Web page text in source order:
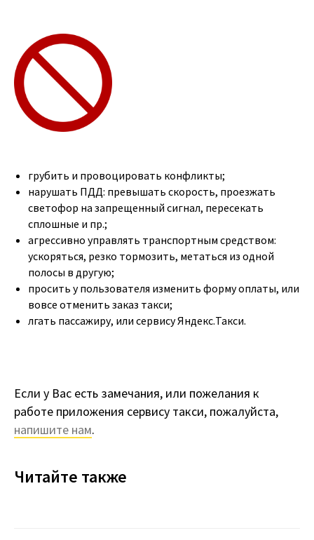
грубить и провоцировать конфликты;
нарушать ПДД: превышать скорость, проезжать
светофор на запрещенный сигнал, пересекать
сплошные и пр.;
агрессивно управлять транспортным средством:
ускоряться, резко тормозить, метаться из одной
полосы в другую;
просить у пользователя изменить форму оплаты, или
вовсе отменить заказ такси;
лгать пассажиру, или сервису Яндекс.Такси.
Если у Вас есть замечания, или пожелания к
работе приложения сервису такси, пожалуйста,
напишите нам.
Читайте также